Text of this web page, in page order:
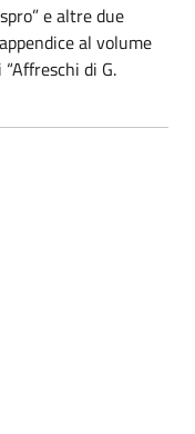
e altre due
al volume
di G.